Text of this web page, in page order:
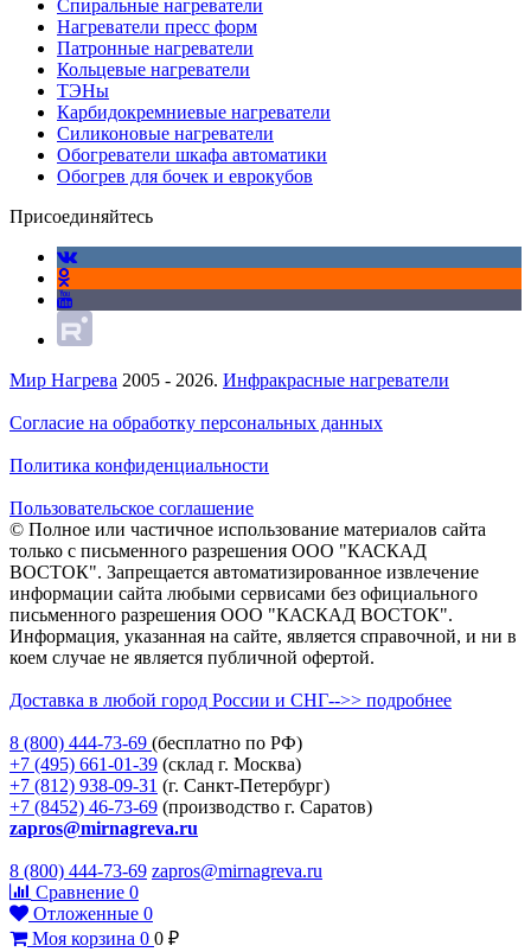
Спиральные нагреватели
Нагреватели пресс форм
Патронные нагреватели
Кольцевые нагреватели
ТЭНы
Карбидокремниевые нагреватели
Силиконовые нагреватели
Обогреватели шкафа автоматики
Обогрев для бочек и еврокубов
Присоединяйтесь
Мир Нагрева 2005 - 2026. Инфракрасные нагреватели
Согласие на обработку персональных данных
Политика конфиденциальности
Пользовательское соглашение
© Полное или частичное использование материалов сайта
только с письменного разрешения ООО "КАСКАД
ВОСТОК". Запрещается автоматизированное извлечение
информации сайта любыми сервисами без официального
письменного разрешения ООО "КАСКАД ВОСТОК".
Информация, указанная на сайте, является справочной, и ни в
коем случае не является публичной офертой.
Доставка в любой город России и СНГ-->> подробнее
8 (800) 444-73-69 (бесплатно по РФ)
+7 (495) 661-01-39 (склад г. Москва)
+7 (812) 938-09-31 (г. Санкт-Петербург)
+7 (8452) 46-73-69 (производство г. Саратов)
zapros@mirnagreva.ru
8 (800) 444-73-69 zapros@mirnagreva.ru
Сравнение 0
Отложенные 0
Моя корзина 0 0 ₽